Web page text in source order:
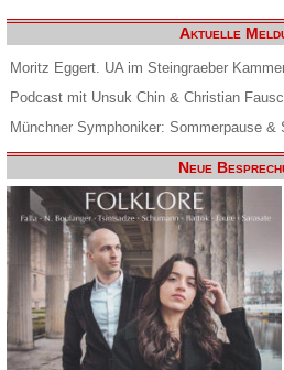
Aktuelle
Moritz Eggert. UA im Steingraeber
Podcast mit Unsuk Chin & Christian
Münchner Symphoniker: Sommerpause &
Neue